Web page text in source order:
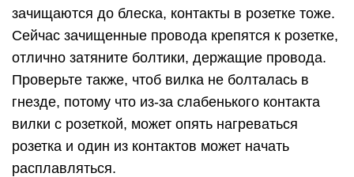
зачищаются до блеска, контакты в розетке тоже.
Сейчас зачищенные провода крепятся к розетке,
отлично затяните болтики, держащие провода.
Проверьте также, чтоб вилка не болталась в
гнезде, потому что из-за слабенького контакта
вилки с розеткой, может опять нагреваться
розетка и один из контактов может начать
расплавляться.